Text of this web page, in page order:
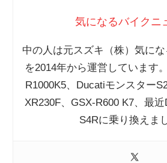
気になるバイクニ
中の人は元スズキ（株）気に
を2014年から運営しています
R1000K5、Ducatiモンスター
XR230F、GSX-R600 K7、最
S4Rに乗り換えま